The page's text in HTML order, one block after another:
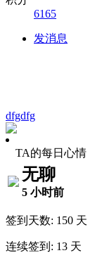
6165
发消息
dfgdfg
TA的每日心情
无聊
5 小时前
签到天数: 150 天
连续签到: 13 天